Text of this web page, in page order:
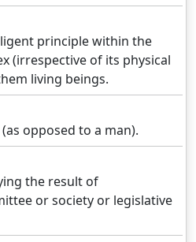
principle within the
(irrespective of its physical
living beings.
opposed to a man).
the result of
or society or legislative